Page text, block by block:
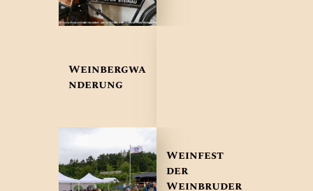
Weinbergwa
nderung
Weinfest
der
Weinbruder